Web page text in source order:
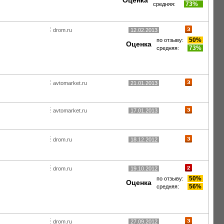
средняя: 73%
drom.ru 12.02.2013
Оценка по отзыву: 50%
средняя: 73%
avtomarket.ru 21.01.2013
avtomarket.ru 17.01.2013
drom.ru 18.12.2012
drom.ru 19.10.2012
Оценка по отзыву: 50%
средняя: 56%
drom.ru 27.09.2012